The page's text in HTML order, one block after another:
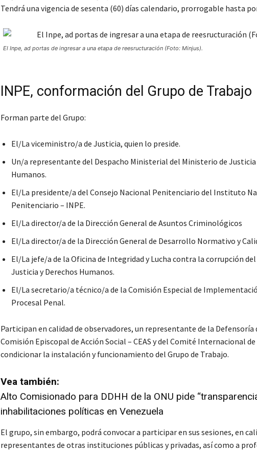
Tendrá una vigencia de sesenta (60) días calendario, prorrogable hasta
El Inpe, ad portas de ingresar a una etapa de reesructuración (Foto: Minjus).
INPE, conformación del Grupo de Trabajo
Forman parte del Grupo:
El/La viceministro/a de Justicia, quien lo preside.
Un/a representante del Despacho Ministerial del Ministerio de Justicia
Humanos.
El/La presidente/a del Consejo Nacional Penitenciario del Instituto
Penitenciario – INPE.
El/La director/a de la Dirección General de Asuntos Criminológicos
El/La director/a de la Dirección General de Desarrollo Normativo y
El/La jefe/a de la Oficina de Integridad y Lucha contra la corrupción
Justicia y Derechos Humanos.
El/La secretario/a técnico/a de la Comisión Especial de
Procesal Penal.
Participan en calidad de observadores, un representante de la Defensoría
Comisión Episcopal de Acción Social – CEAS y del Comité Internacional
condicionar la instalación y funcionamiento del Grupo de Trabajo.
Vea también:
Alto Comisionado para DDHH de la ONU pide
inhabilitaciones políticas en Venezuela
El grupo, sin embargo, podrá convocar a participar en sus sesiones, en
representantes de otras instituciones públicas y privadas, así como a